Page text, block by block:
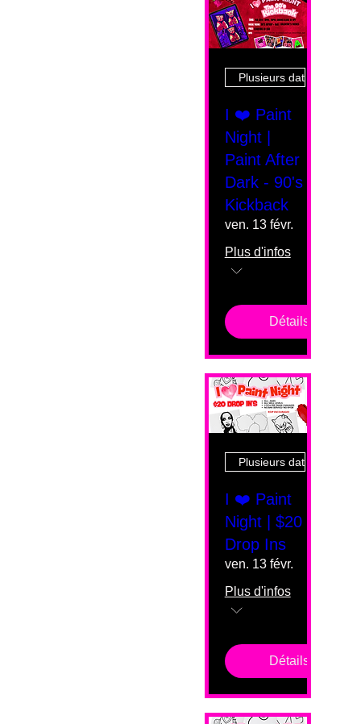
Plusieurs dates
I ❤️ Paint
Night |
Paint After
Dark - 90's
Kickback
ven. 13 févr.
Plus d'infos
Détails
Plusieurs dates
I ❤️ Paint
Night | $20
Drop Ins
ven. 13 févr.
Plus d'infos
Détails